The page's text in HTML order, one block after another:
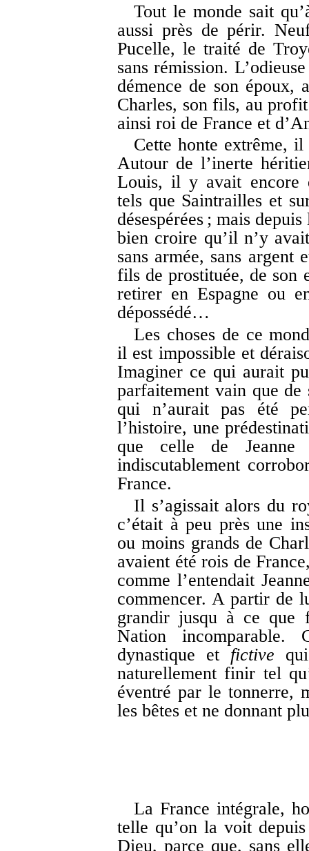
Tout le monde sait
aussi près de périr.
Pucelle, le traité de
sans rémission.
démence de son époux,
Charles, son fils, au
ainsi roi de France et
Cette honte extrême,
Autour de l’inerte
Louis, il y avait encore
tels que Saintrailles et
désespérées ; mais
bien croire qu’il n’y
sans armée, sans argent
fils de prostituée, de son
retirer en Espagne ou
dépossédé…
Les choses de ce
il est impossible et
Imaginer ce qui aurait
parfaitement vain que de
qui n’aurait pas été
l’histoire, une
que celle de
indiscutablement
France.
Il s’agissait alors du
c’était à peu près une
ou moins grands de
avaient été rois de
comme l’entendait
commencer. A partir de
grandir jusqu à ce que
Nation incomparable.
dynastique et fictive
naturellement finir tel
éventré par le tonnerre,
les bêtes et ne donnant
La France intégrale,
telle qu’on la voit
Dieu, parce que, sans